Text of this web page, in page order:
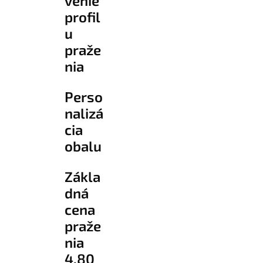
profil
u
praže
nia
Perso
nalizá
cia
obalu
Zákla
dná
cena
praže
nia
4,80